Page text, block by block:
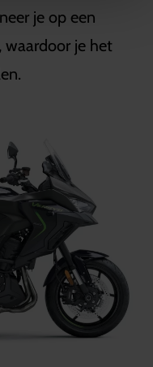
je op een
waardoor je het